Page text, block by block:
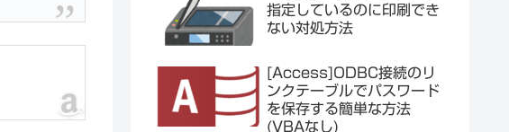
指定しているのに印刷でき
ない対処方法
[Access]ODBC接続のリ
ンクテーブルでパスワード
を保存する簡単な方法
(VBAなし)